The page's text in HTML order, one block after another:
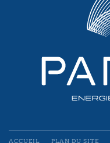
ACCUEIL PLAN DU SITE